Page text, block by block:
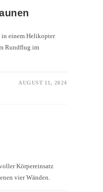
in einem Helikopter
Rundflug im
AUGUST 11, 2024
Körpereinsatz
vier Wänden.